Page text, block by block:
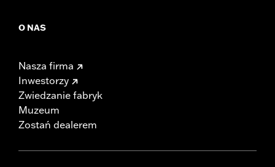
O NAS
Nasza firma
Inwestorzy
Zwiedzanie fabryk
Muzeum
Zostań dealerem